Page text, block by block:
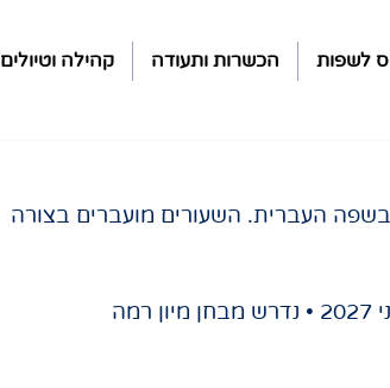
לשפות הכשרות ותעודה קהילה וטיולים
בשפה העברית. השעורים מועברים בצורה